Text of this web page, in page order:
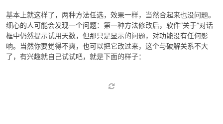
基本上就这样了，两种方法任选，效果一样，当然合起来也没问题。
细心的人可能会发现一个问题：第一种方法修改后，软件“关于”对话
框中仍然提示试用天数，但那只是显示的问题，对功能没有任何影
响。当然你要觉得不爽，也可以把它改过来，这个与破解关系不大
了，有兴趣就自己试试吧，就是下面的样子：